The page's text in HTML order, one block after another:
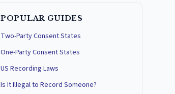
POPULAR GUIDES
Two-Party Consent States
One-Party Consent States
US Recording Laws
Is It Illegal to Record Someone?